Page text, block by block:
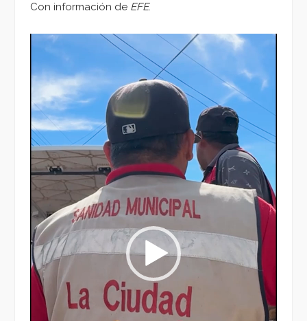
Con información de EFE.
Reproductor
vídeo